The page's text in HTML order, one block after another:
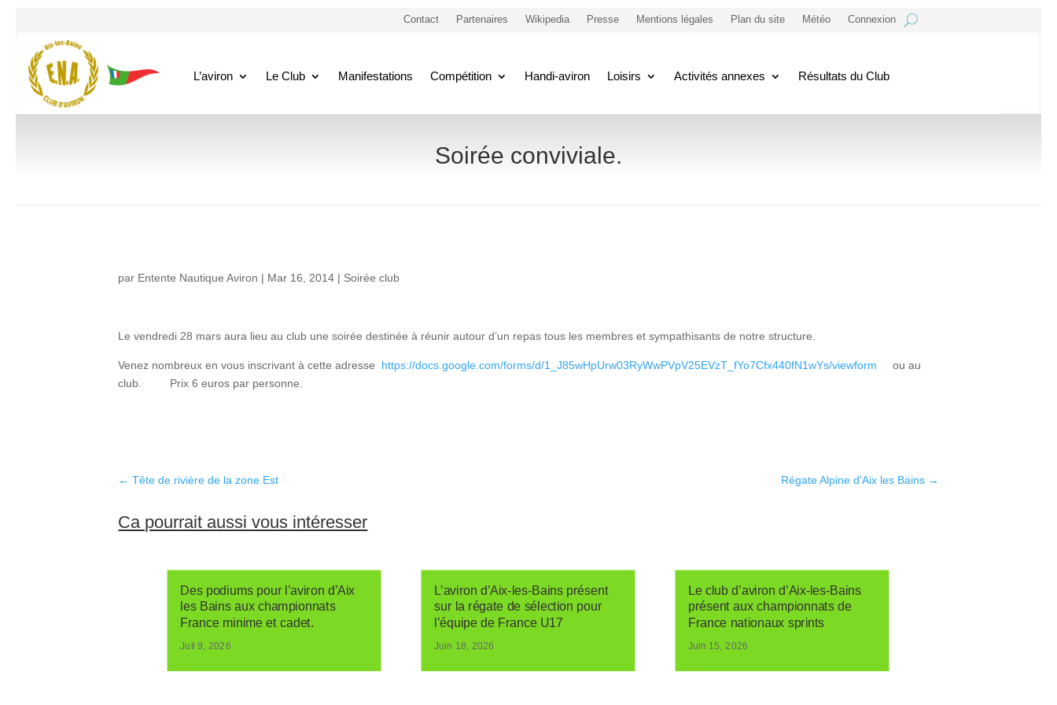
Contact Partenaires Wikipedia Presse Mentions légales Plan du site Météo Connexion
L’aviron Le Club Manifestations Compétition Handi-aviron Loisirs Activités annexes Résultats du Club
Soirée conviviale.
par Entente Nautique Aviron | Mar 16, 2014 | Soirée club
Le vendredi 28 mars aura lieu au club une soirée destinée à réunir autour d’un repas tous les membres et sympathisants de notre structure.
Venez nombreux en vous inscrivant à cette adresse https://docs.google.com/forms/d/1_J85wHpUrw03RyWwPVpV25EVzT_fYo7Cfx440fN1wYs/viewformou au
club. Prix 6 euros par personne.
←Tête de rivière de la zone Est Régate Alpine d'Aix les Bains→
Ca pourrait aussi vous intéresser
Des podiums pour l’aviron d’Aix
les Bains aux championnats
France minime et cadet.
Juil 9, 2026
L’aviron d’Aix-les-Bains présent
sur la régate de sélection pour
l’équipe de France U17
Juin 18, 2026
Le club d’aviron d’Aix-les-Bains
présent aux championnats de
France nationaux sprints
Juin 15, 2026